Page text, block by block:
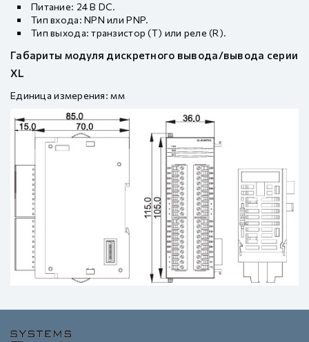
Питание: 24 В DC.
Тип входа: NPN или PNP.
Тип выхода: транзистор (T) или реле (R).
Габариты модуля дискретного вывода/вывода серии
XL
Единица измерения: мм